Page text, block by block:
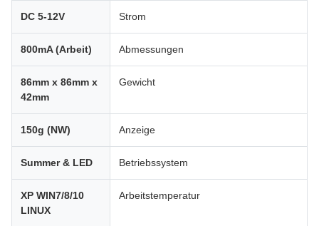
DC 5-12V Strom
800mA (Arbeit) Abmessungen
86mm x 86mm x
42mm
Gewicht
150g (NW) Anzeige
Summer & LED Betriebssystem
XP WIN7/8/10
LINUX
Arbeitstemperatur